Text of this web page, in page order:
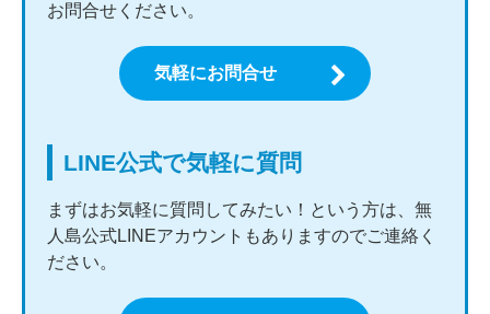
お問合せください。
気軽にお問合せ
LINE公式で気軽に質問
まずはお気軽に質問してみたい！という方は、無
人島公式LINEアカウントもありますのでご連絡く
ださい。